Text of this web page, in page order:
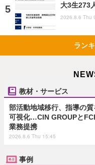
大3生273
2026.8.6 Thu
ラン
教材・サービス
部活動地域移行、指導の質
可視化…CIN GROUPと
業務提携
2026.8.6 Thu 15:45
事例